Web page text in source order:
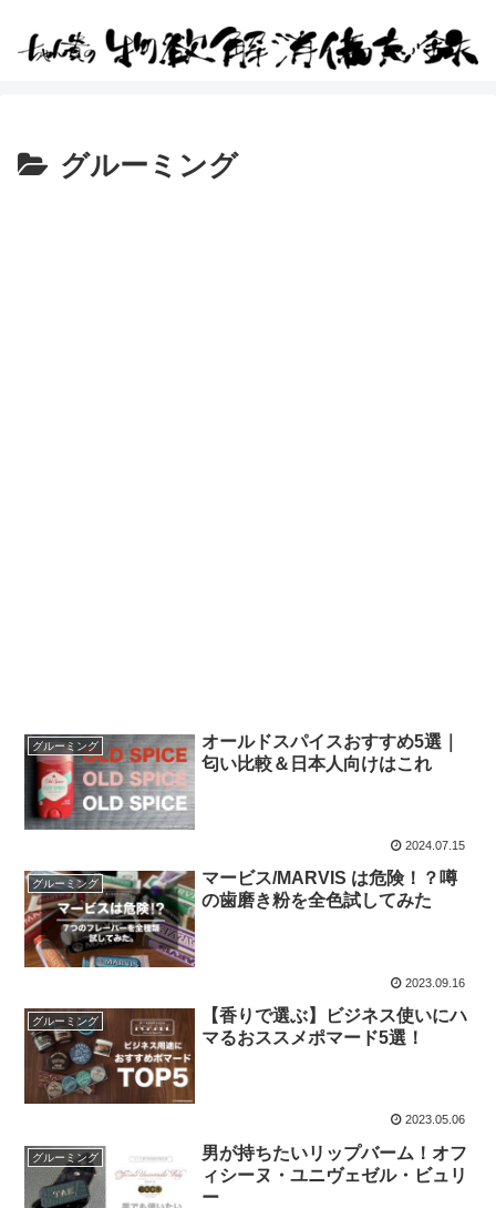
グルーミング
グルーミング
オールドスパイスおすすめ5選｜
匂い比較＆日本人向けはこれ
2024.07.15
グルーミング
マービス/MARVIS は危険！？噂
の歯磨き粉を全色試してみた
2023.09.16
グルーミング
【香りで選ぶ】ビジネス使いにハ
マるおススメポマード5選！
2023.05.06
グルーミング
男が持ちたいリップバーム！オフ
ィシーヌ・ユニヴェゼル・ビュリ
ー